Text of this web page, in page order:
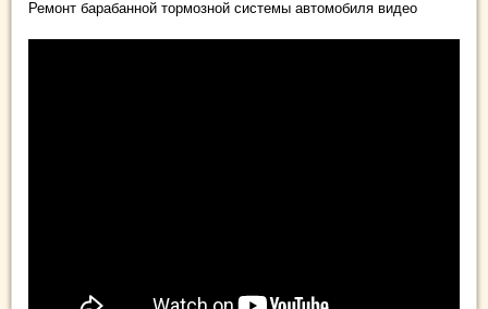
Ремонт барабанной тормозной системы автомобиля видео